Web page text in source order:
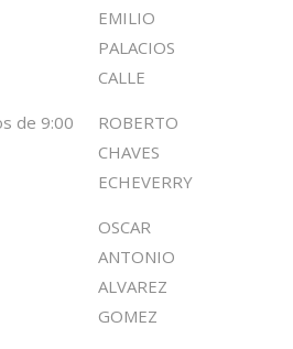
EMILIO
PALACIOS
CALLE
de 9:00
ROBERTO
CHAVES
ECHEVERRY
OSCAR
ANTONIO
ALVAREZ
GOMEZ